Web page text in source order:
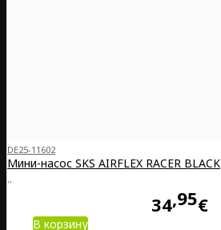
DE25-11602
Мини-насос SKS AIRFLEX RACER BLACK
..
34 95€
В корзину